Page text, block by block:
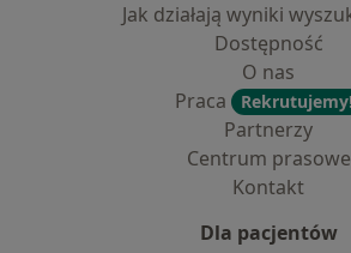
Jak działają wyniki
Dostępność
O nas
Praca
Rekrutujemy!
Partnerzy
Centrum prasowe
Kontakt
Dla pacjentów